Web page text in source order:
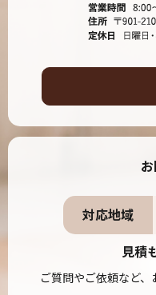
対応地域
見積
ご質問やご依頼など、